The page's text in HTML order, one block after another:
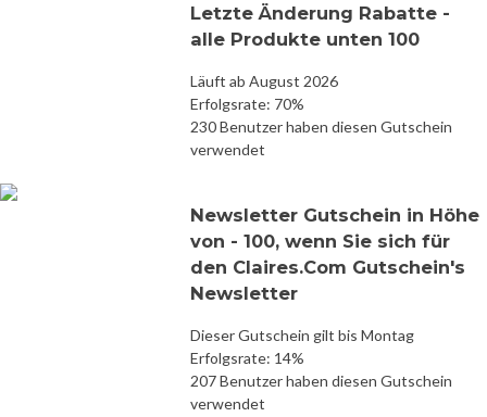
Letzte Änderung Rabatte -
alle Produkte unten 100
Läuft ab August 2026
Erfolgsrate: 70%
230 Benutzer haben diesen Gutschein
verwendet
Newsletter Gutschein in Höhe
von - 100, wenn Sie sich für
den Claires.Com Gutschein's
Newsletter
Dieser Gutschein gilt bis Montag
Erfolgsrate: 14%
207 Benutzer haben diesen Gutschein
verwendet